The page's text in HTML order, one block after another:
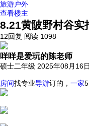
旅游户外
查看楼主
8.21黄陂野村谷实
12回复 阅读 1098
咩咩是爱玩的陈老师
硕士二年级 2025年08月16日
房间找专业导游订的， 一家